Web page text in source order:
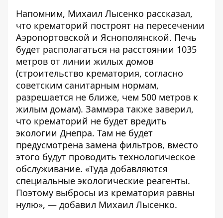
Напомним, Михаил Лысенко рассказал,
что крематорий построят на пересечении
Аэропортовской и Яснополянской. Печь
будет располагаться на расстоянии 1035
метров от линии жилых домов
(строительство крематория, согласно
советским санитарным нормам,
разрешается не ближе, чем 500 метров к
жилым домам). Заммэра также заверил,
что крематорий не будет вредить
экологии Днепра. Там не будет
предусмотрена замена фильтров, вместо
этого будут проводить технологическое
обслуживание. «Туда добавляются
специальные экологические реагенты.
Поэтому выбросы из крематория равны
нулю», — добавил Михаил Лысенко.